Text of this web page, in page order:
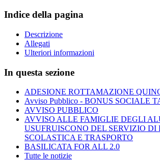
Indice della pagina
Descrizione
Allegati
Ulteriori informazioni
In questa sezione
ADESIONE ROTTAMAZIONE
Avviso Pubblico - BONUS SOCIALE
AVVISO PUBBLICO
AVVISO ALLE FAMIGLIE DEGLI
USUFRUISCONO DEL SERVIZIO DI
SCOLASTICA E TRASPORTO
BASILICATA FOR ALL 2.0
Tutte le notizie